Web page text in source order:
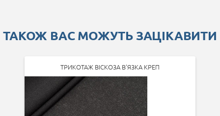
ТАКОЖ ВАС МОЖУТЬ ЗАЦІКАВИТИ
ТРИКОТАЖ ВІСКОЗА В'ЯЗКА КРЕП